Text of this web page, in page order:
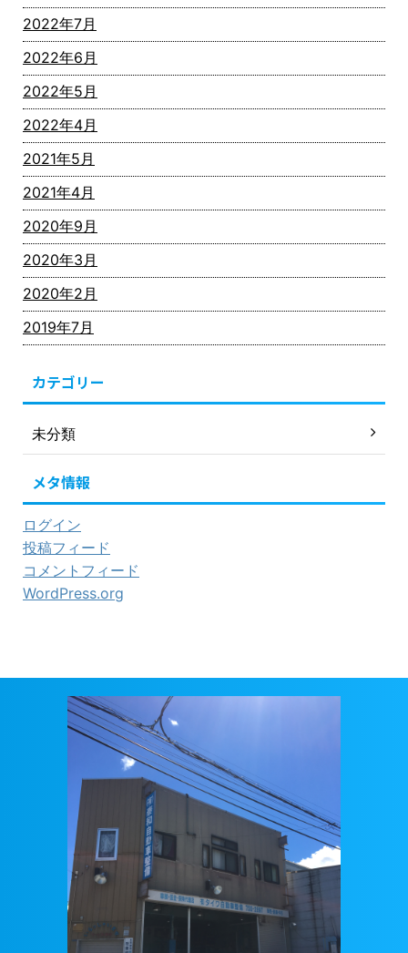
2022年7月
2022年6月
2022年5月
2022年4月
2021年5月
2021年4月
2020年9月
2020年3月
2020年2月
2019年7月
カテゴリー
未分類
メタ情報
ログイン
投稿フィード
コメントフィード
WordPress.org